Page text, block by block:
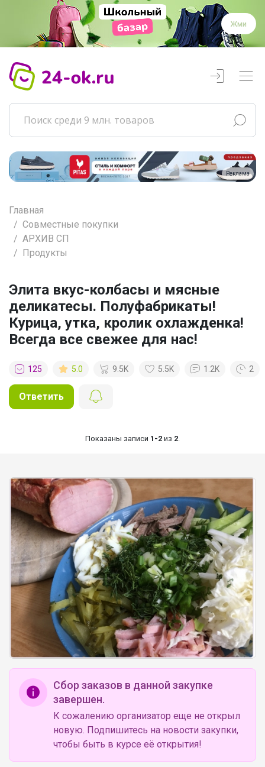
Жми
Реклама
Главная
Совместные покупки
АРХИВ СП
Продукты
Элита вкус-колбасы и мясные
деликатесы. Полуфабрикаты!
Курица, утка, кролик охлажденка!
Всегда все свежее для нас!
125 5.0 9.5K 5.5K 1.2K 2
Ответить
Показаны записи 1-2 из 2
Сбор заказов в данной закупке
завершен.
К сожалению организатор еще не открыл
новую. Подпишитесь на новости закупки,
чтобы быть в курсе её открытия!